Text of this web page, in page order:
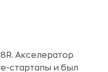
Акселератор
стартапы и был